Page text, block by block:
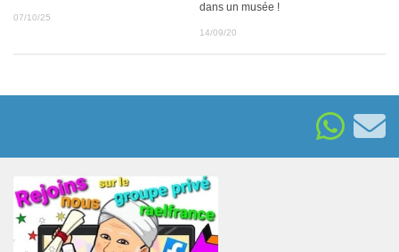
07/10/25
dans un musée !
14/09/20